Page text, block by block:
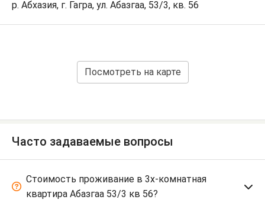
р. Абхазия, г. Гагра, ул. Абазгаа, 53/3, кв. 56
Посмотреть на карте
Часто задаваемые вопросы
Стоимость проживание в 3х-комнатная
квартира Абазгаа 53/3 кв 56?